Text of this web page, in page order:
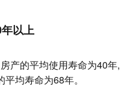
以上
产的平均使用寿命为40年,
均寿命为68年。